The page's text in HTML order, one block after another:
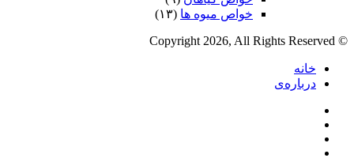
خواص میوه ها (۱۳)
© Copyright 2026, All Rights Reserved
خانه
درباره‌ی